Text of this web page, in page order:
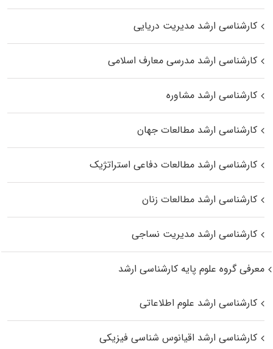
کارشناسی ارشد مدیریت دریایی
کارشناسی ارشد مدرسی معارف اسلامی
کارشناسی ارشد مشاوره
کارشناسی ارشد مطالعات جهان
کارشناسی ارشد مطالعات دفاعی استراتژیک
کارشناسی ارشد مطالعات زنان
کارشناسی ارشد مدیریت نساجی
معرفی گروه علوم پایه کارشناسی ارشد
کارشناسی ارشد علوم اطلاعاتی
کارشناسی ارشد اقیانوس‌ شناسی فیزیکی